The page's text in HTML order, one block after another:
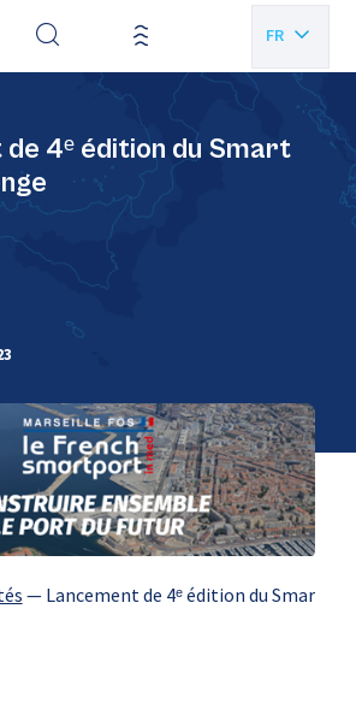
FR
4ᵉ édition du Smart
— Lancement de 4ᵉ édition du Smart
cookies